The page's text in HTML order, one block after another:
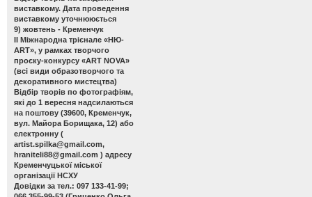
виставкому. Дата проведення
виставкому уточнююється
9) жовтень - Кременчук
ІІ Міжнародна трієнале «НЮ-
АRТ», у рамках творчого
проєку-конкурсу «ART NOVA»
(всі види образотворчого та
декоративного мистецтва)
Відбір творів по фотографіям,
які до 1 вересня надсилаються
на поштову (39600, Кременчук,
вул. Майора Борищака, 12) або
електронну (
artist.spilka@gmail.com,
hraniteli88@gmail.com ) адресу
Кременчуцької міської
організації НСХУ
Довідки за тел.: 097 133-41-99;